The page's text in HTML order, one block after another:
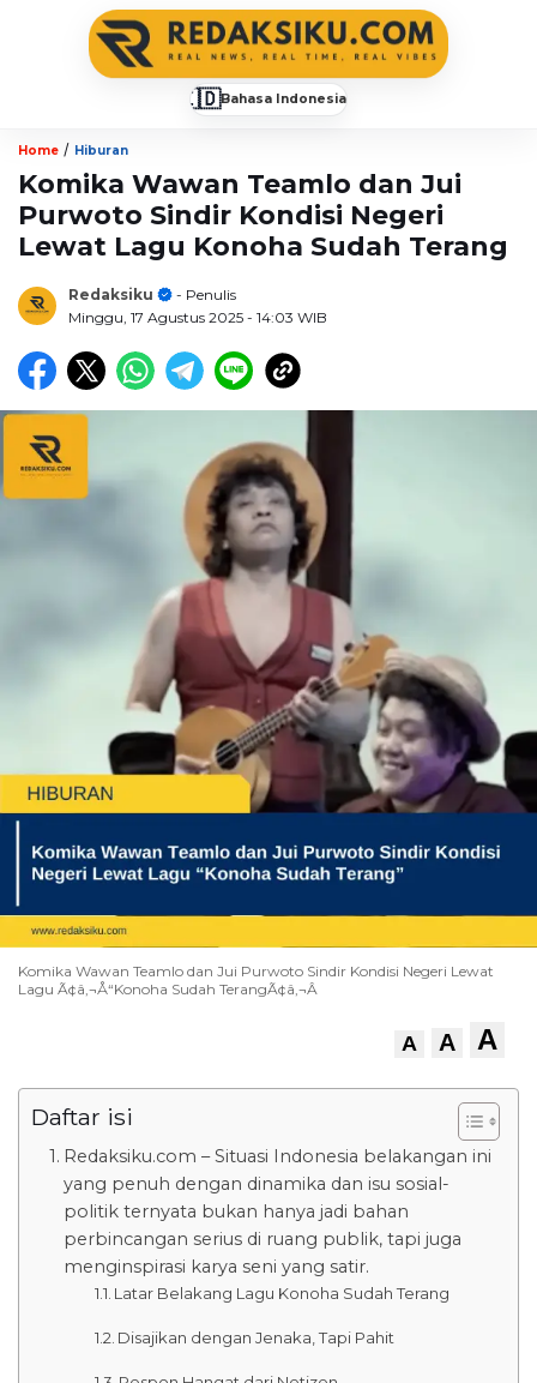
🇮🇩Bahasa Indonesia
Home / Hiburan
Komika Wawan Teamlo dan Jui
Purwoto Sindir Kondisi Negeri
Lewat Lagu Konoha Sudah Terang
Redaksiku
- Penulis
Minggu, 17 Agustus 2025 - 14:03 WIB
Komika Wawan Teamlo dan Jui Purwoto Sindir Kondisi Negeri Lewat
Lagu Ã¢â‚¬Å“Konoha Sudah TerangÃ¢â‚¬Â
A A A
Daftar isi
Redaksiku.com – Situasi Indonesia belakangan ini
yang penuh dengan dinamika dan isu sosial-
politik ternyata bukan hanya jadi bahan
perbincangan serius di ruang publik, tapi juga
menginspirasi karya seni yang satir.
Latar Belakang Lagu Konoha Sudah Terang
Disajikan dengan Jenaka, Tapi Pahit